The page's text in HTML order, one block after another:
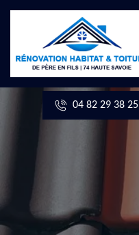
04 82 29 38 25